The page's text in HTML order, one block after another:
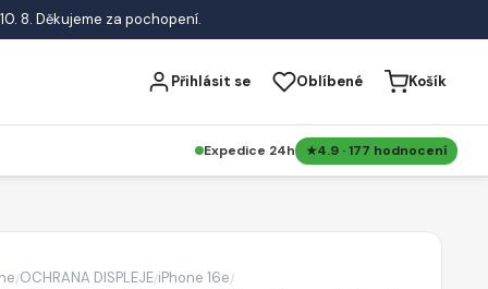
8. Děkujeme za pochopení.
Přihlásit se Oblíbené Košík
Expedice 24h 4.9 · 177 hodnocení
/OCHRANA DISPLEJE/iPhone 16e/